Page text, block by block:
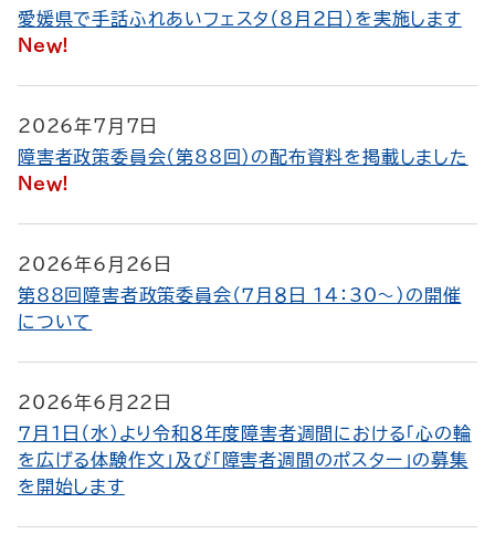
愛媛県で手話ふれあいフェスタ（8月2日）を実施します
New!
2026年7月7日
障害者政策委員会（第88回）の配布資料を掲載しました
New!
2026年6月26日
第88回障害者政策委員会（７月８日 14：30～）の開催
について
2026年6月22日
７月１日（水）より令和８年度障害者週間における「心の輪
を広げる体験作文」及び「障害者週間のポスター」の募集
を開始します